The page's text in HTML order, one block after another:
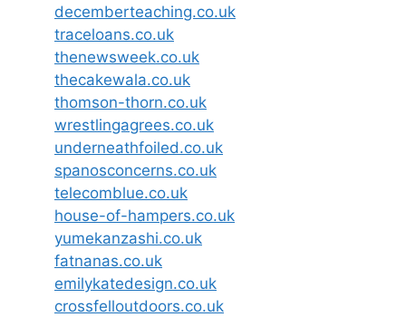
decemberteaching.co.uk
traceloans.co.uk
thenewsweek.co.uk
thecakewala.co.uk
thomson-thorn.co.uk
wrestlingagrees.co.uk
underneathfoiled.co.uk
spanosconcerns.co.uk
telecomblue.co.uk
house-of-hampers.co.uk
yumekanzashi.co.uk
fatnanas.co.uk
emilykatedesign.co.uk
crossfelloutdoors.co.uk